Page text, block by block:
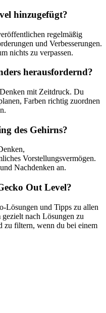
hinzugefügt?
regelmäßig
und Verbesserungen.
nichts zu verpassen.
herausfordernd?
mit Zeitdruck. Du
Farben richtig zuordnen
des Gehirns?
Vorstellungsvermögen.
Nachdenken an.
Out Level?
Lösungen und Tipps zu allen
nach Lösungen zu
zu filtern, wenn du bei einem